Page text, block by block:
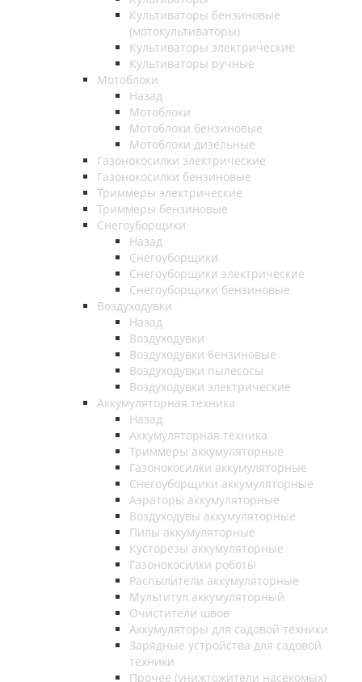
Культиваторы бензиновые
(мотокультиваторы)
Культиваторы электрические
Культиваторы ручные
Мотоблоки
Назад
Мотоблоки
Мотоблоки бензиновые
Мотоблоки дизельные
Газонокосилки электрические
Газонокосилки бензиновые
Триммеры электрические
Триммеры бензиновые
Снегоуборщики
Назад
Снегоуборщики
Снегоуборщики электрические
Снегоуборщики бензиновые
Воздуходувки
Назад
Воздуходувки
Воздуходувки бензиновые
Воздуходувки пылесосы
Воздуходувки электрические
Аккумуляторная техника
Назад
Аккумуляторная техника
Триммеры аккумуляторные
Газонокосилки аккумуляторные
Снегоуборщики аккумуляторные
Аэраторы аккумуляторные
Воздуходувы аккумуляторные
Пилы аккумуляторные
Кусторезы аккумуляторные
Газонокосилки роботы
Распылители аккумуляторные
Мультитул аккумуляторный
Очистители швов
Аккумуляторы для садовой техники
Зарядные устройства для садовой
техники
Прочее (унижтожители насекомых)